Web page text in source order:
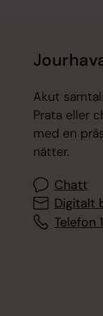
Akut
Prata eller
med en
nätter.
Chatt
Digitalt
Telefon